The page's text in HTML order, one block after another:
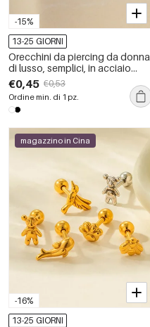
-15%
13-25 GIORNI
Orecchini da piercing da donna
di lusso, semplici, in acciaio
inossidabile color oro,
impermeabili, con zirconi e
forma geometrica semplice.
€0,45 €0,53
Ordine min. di 1 pz.
-16%
magazzino in Cina
13-25 GIORNI